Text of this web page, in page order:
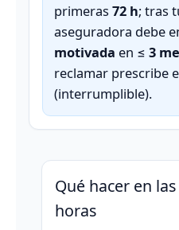
primeras 72 h; tras
aseguradora debe
motivada en ≤ 3
reclamar prescribe
(interrumplible).
Qué hacer en
horas